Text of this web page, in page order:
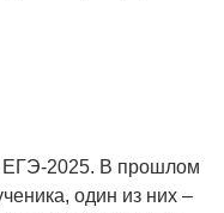
ЕГЭ-2025. В прошлом
один из них –